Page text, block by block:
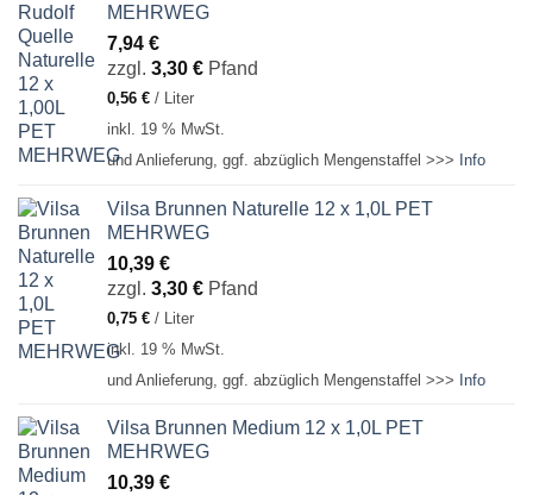
MEHRWEG
7,94 €
zzgl. 3,30 € Pfand
0,56 € / Liter
inkl. 19 % MwSt.
und Anlieferung, ggf. abzüglich Mengenstaffel >>> Info
Vilsa Brunnen Naturelle 12 x 1,0L PET
MEHRWEG
10,39 €
zzgl. 3,30 € Pfand
0,75 € /
Liter
inkl. 19 % MwSt.
und Anlieferung, ggf. abzüglich Mengenstaffel >>> Info
Vilsa Brunnen Medium 12 x 1,0L PET
MEHRWEG
10,39 €